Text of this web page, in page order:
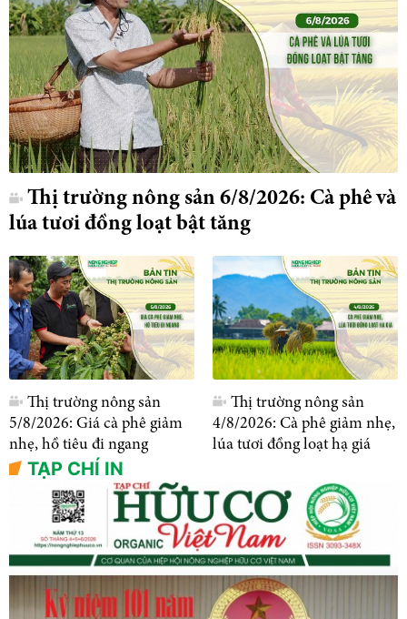
Thị trường nông sản 6/8/2026: Cà phê và
lúa tươi đồng loạt bật tăng
Thị trường nông sản
5/8/2026: Giá cà phê giảm
nhẹ, hồ tiêu đi ngang
Thị trường nông sản
4/8/2026: Cà phê giảm nhẹ,
lúa tươi đồng loạt hạ giá
TẠP CHÍ IN